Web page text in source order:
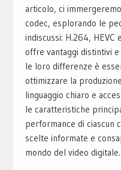
articolo, ci
codec, esplorando le
indiscussi: H.264, HEVC
offre vantaggi distintivi
le loro differenze è
ottimizzare la
linguaggio chiaro e
le caratteristiche
performance di ciascun
scelte informate e
mondo del video digitale.